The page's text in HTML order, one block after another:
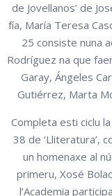
de Jovellanos’ de
fía, María Teresa
25 consiste nuna
Rodríguez na que
Garay, Ángeles
Gutiérrez, Marta
Completa esti ciclu
38 de ‘Lliteratura’,
un homenaxe al
primeru, Xosé
l’Academia